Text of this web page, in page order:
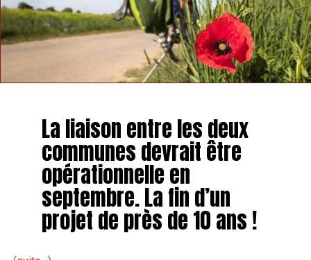
La liaison entre les deux
communes devrait être
opérationnelle en
septembre. La fin d’un
projet de près de 10 ans !